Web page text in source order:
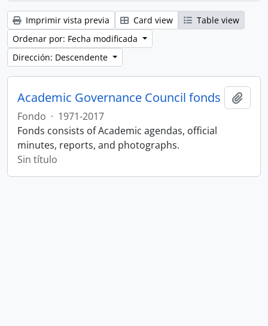
Imprimir vista previa Card view
Table view
Ordenar por: Fecha modificada
Dirección: Descendente
Academic Governance Council fonds
Fondo · 1971-2017
Fonds consists of Academic agendas, official
minutes, reports, and photographs.
Sin título